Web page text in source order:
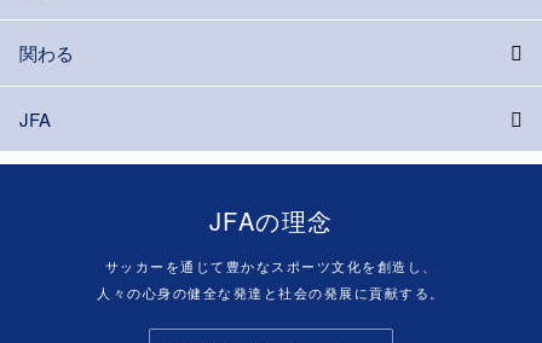
関わる
JFA
JFAの理念
サッカーを通じて豊かなスポーツ文化を創造し、
人々の心身の健全な発達と社会の発展に貢献する。